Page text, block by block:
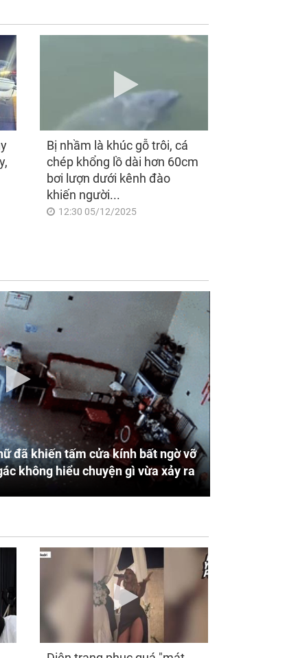
Bị nhầm là khúc gỗ trôi, cá
chép khổng lồ dài hơn 60cm
bơi lượn dưới kênh đào
khiến người...
12:30 05/12/2025
đã khiến tấm cửa kính bất ngờ vỡ
không hiểu chuyện gì vừa xảy ra